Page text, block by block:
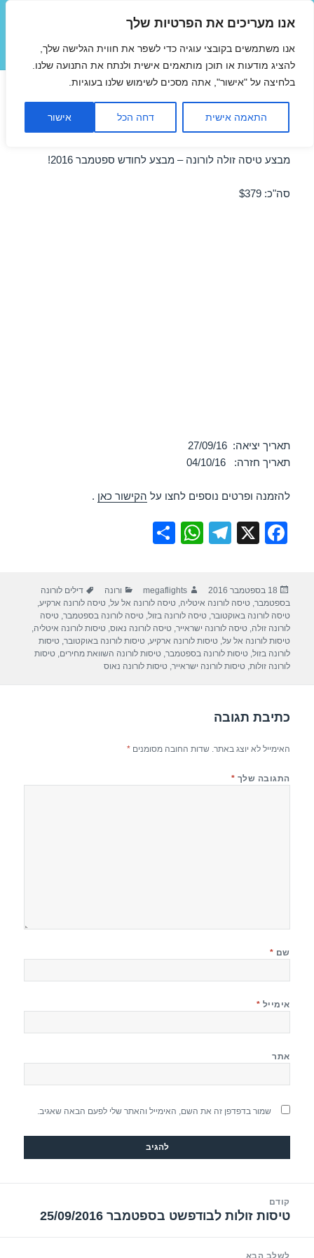
אנו מעריכים את הפרטיות שלך
אנו משתמשים בקובצי עוגיה כדי לשפר את חווית הגלישה שלך,
להציג מודעות או תוכן מותאמים אישית ולנתח את התנועה שלנו.
בלחיצה על "אישור", אתה מסכים לשימוש שלנו בעוגיות.
התאמה אישית דחה הכל אישור
תפריטים
ווידג'טים
טיסות זולות לורונה בספטמבר
27/09/2016
מבצע טיסה זולה לורונה – מבצע לחודש ספטמבר 2016!
סה"כ: $379
תאריך יציאה: 27/09/16
תאריך חזרה: 04/10/16
להזמנה ופרטים נוספים לחצו על הקישור כאן .
F
e
b
o
o
X
T
gr
a
m
W
s
A
p
p
e
פורסם
בתאריך
18 בספטמבר 2016 מחבר
megaflights קטגוריות
ורונה תגיות
דילים לורונה
בספטמבר,טיסה לורונה איטליה,טיסה לורונה אל על,טיסה לורונה ארקיע,
טיסה לורונה באוקטובר,טיסה לורונה בזול,טיסה לורונה בספטמבר,טיסה
לורונה זולה,טיסה לורונה ישראייר,טיסה לורונה נאוס,טיסות לורונה איטליה,
טיסות לורונה אל על,טיסות לורונה ארקיע,טיסות לורונה באוקטובר,טיסות
לורונה בזול,טיסות לורונה בספטמבר,טיסות לורונה השוואת מחירים,טיסות
לורונה זולות,טיסות לורונה ישראייר,טיסות לורונה נאוס
כתיבת תגובה
האימייל לא יוצג באתר. שדות החובה מסומנים*
התגובה שלך *
שם *
אימייל *
אתר
שמור בדפדפן זה את השם, האימייל והאתר שלי לפעם הבאה שאגיב.
קודם
הפוסט
טיסות זולות לבודפשט בספטמבר 25/09/2016
לשלב הבא